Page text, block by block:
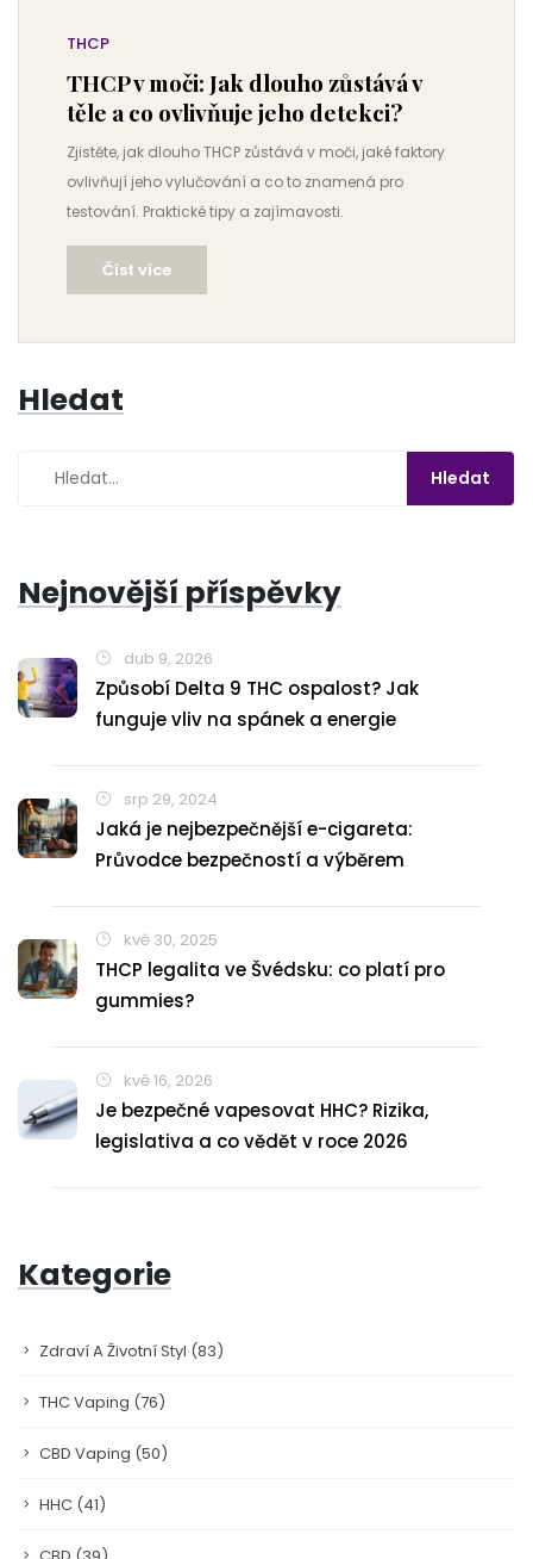
THCP
THCP v moči: Jak dlouho zůstává v
těle a co ovlivňuje jeho detekci?
Zjistěte, jak dlouho THCP zůstává v moči, jaké faktory
ovlivňují jeho vylučování a co to znamená pro
testování. Praktické tipy a zajímavosti.
Číst více
Hledat
Nejnovější příspěvky
dub 9, 2026
Způsobí Delta 9 THC ospalost? Jak
funguje vliv na spánek a energie
srp 29, 2024
Jaká je nejbezpečnější e-cigareta:
Průvodce bezpečností a výběrem
kvě 30, 2025
THCP legalita ve Švédsku: co platí pro
gummies?
kvě 16, 2026
Je bezpečné vapesovat HHC? Rizika,
legislativa a co vědět v roce 2026
Kategorie
Zdraví A Životní Styl (83)
THC Vaping (76)
CBD Vaping (50)
HHC (41)